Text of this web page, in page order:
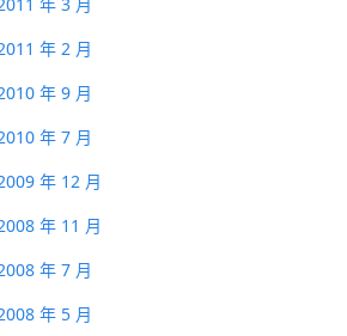
年 2 月
年 9 月
年 7 月
年 12 月
年 11 月
年 7 月
年 5 月